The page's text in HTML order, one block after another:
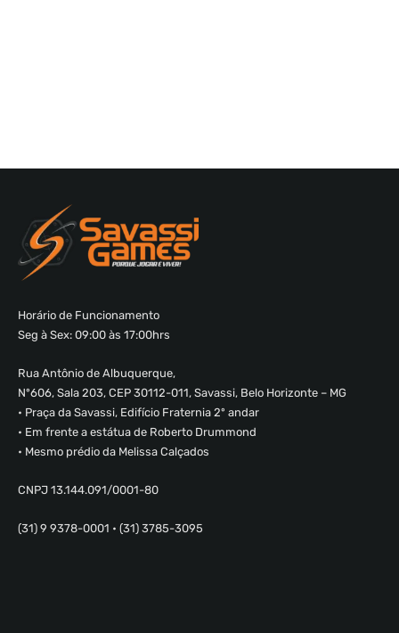
Horário de Funcionamento
Seg à Sex: 09:00 às 17:00hrs
Rua Antônio de Albuquerque,
Nº606, Sala 203, CEP 30112-011, Savassi, Belo Horizonte – MG
• Praça da Savassi, Edifício Fraternia 2º andar
• Em frente a estátua de Roberto Drummond
• Mesmo prédio da Melissa Calçados
CNPJ 13.144.091/0001-80
(31) 9 9378-0001 • (31) 3785-3095